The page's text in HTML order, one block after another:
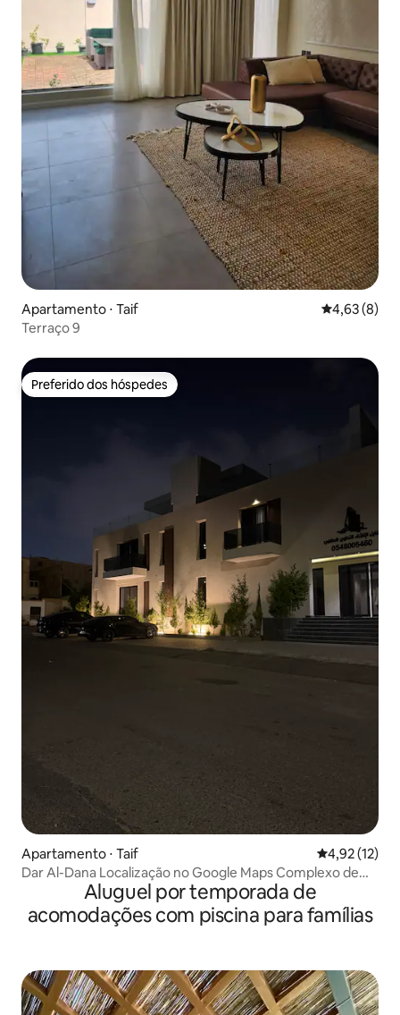
Apartamento ⋅ Taif 4,63 de uma
4,63 (8)
Terraço 9
Preferido dos hóspedes
Preferido dos hóspedes
Apartamento ⋅ Taif 4,92 de uma
4,92 (12)
Dar Al-Dana Localização no Google Maps Complexo de
Aluguel por temporada de
acomodações com piscina para famílias